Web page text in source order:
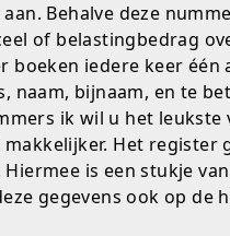
Behalve deze
of belastingbedrag
iedere keer
bijnaam, en te
ik wil u het
Het
is een stukje
gegevens ook op de